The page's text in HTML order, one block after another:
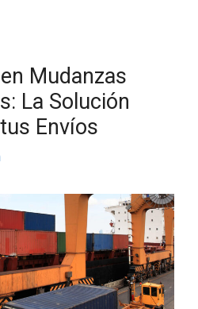
Mudanzas
La Solución
Envíos